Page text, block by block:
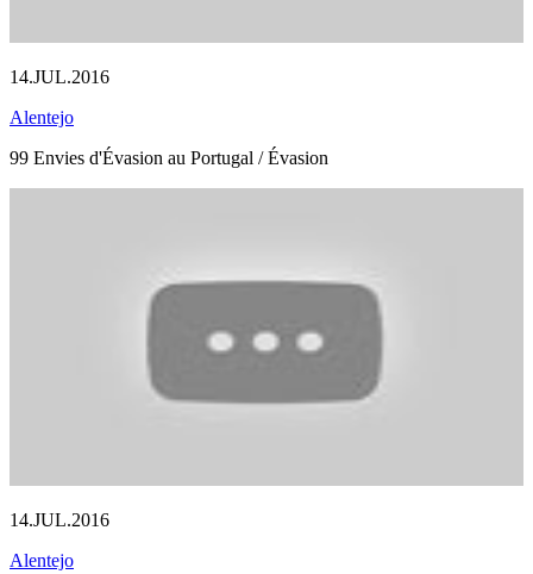
14.JUL.2016
Alentejo
99 Envies d'Évasion au Portugal / Évasion
14.JUL.2016
Alentejo